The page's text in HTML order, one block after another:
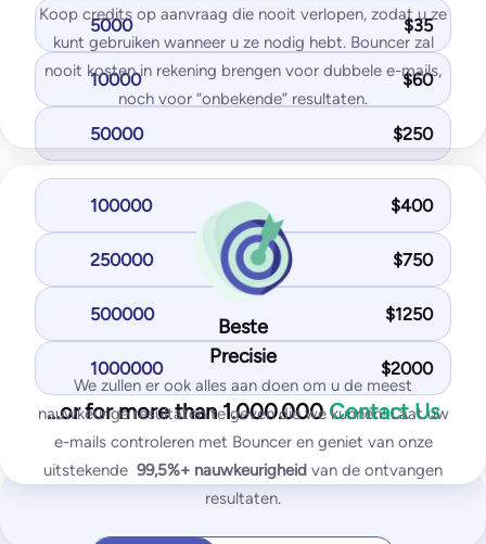
5000 $35
10000 $60
50000 $250
100000 $400
250000 $750
500000 $1250
1000000 $2000
…or for more than 1.000.000Contact Us
SPF and DKIM tests
DMARK test
SpamAssassin test
125/month
1,000 test emails
25IPs / domains monitored
Start for free
You get with Standard plan:
Inbox placement tests
IP & domain blocklist tests
Koop credits op aanvraag die nooit verlopen, zodat u ze
kunt gebruiken wanneer u ze nodig hebt. Bouncer zal
nooit kosten in rekening brengen voor dubbele e-mails,
noch voor “onbekende” resultaten.
Beste
Precisie
We zullen er ook alles aan doen om u de meest
nauwkeurige resultaten te geven die we kunnen! Laat uw
e-mails controleren met Bouncer en geniet van onze
uitstekende 99,5%+ nauwkeurigheid van de ontvangen
resultaten.